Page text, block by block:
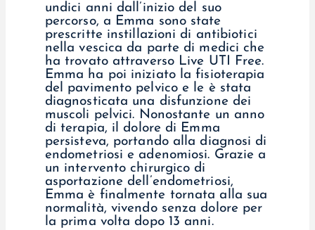
undici anni dall’inizio del suo
percorso, a Emma sono state
prescritte instillazioni di antibiotici
nella vescica da parte di medici che
ha trovato attraverso Live UTI Free.
Emma ha poi iniziato la fisioterapia
del pavimento pelvico e le è stata
diagnosticata una disfunzione dei
muscoli pelvici. Nonostante un anno
di terapia, il dolore di Emma
persisteva, portando alla diagnosi di
endometriosi e adenomiosi. Grazie a
un intervento chirurgico di
asportazione dell’endometriosi,
Emma è finalmente tornata alla sua
normalità, vivendo senza dolore per
la prima volta dopo 13 anni.